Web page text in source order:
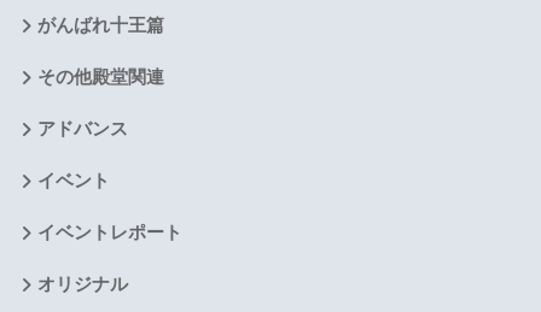
がんばれ十王篇
その他殿堂関連
アドバンス
イベント
イベントレポート
オリジナル